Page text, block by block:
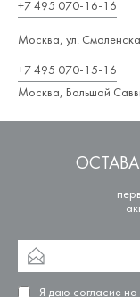
+7 495 070-16-16
Москва, ул.
+7 495 070-15-16
Москва, Большой
Я даю согласие на